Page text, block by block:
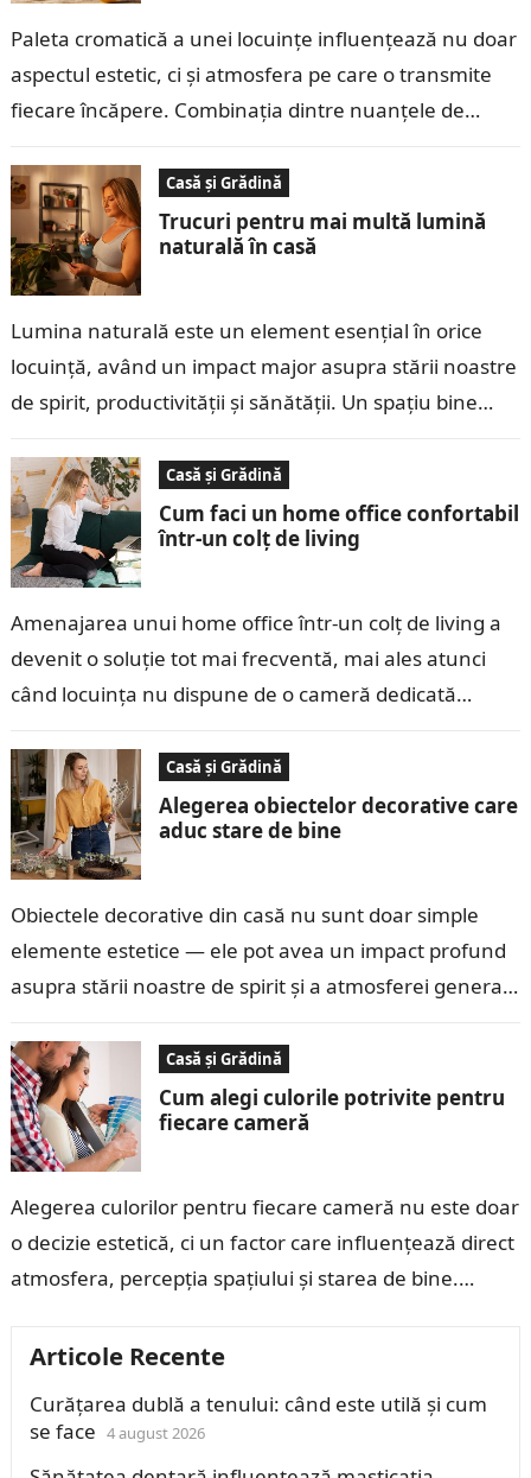
Paleta cromatică a unei locuințe influențează nu doar
aspectul estetic, ci și atmosfera pe care o transmite
fiecare încăpere. Combinația dintre nuanțele de
Casă și Grădină
Trucuri pentru mai multă lumină
naturală în casă
Lumina naturală este un element esențial în orice
locuință, având un impact major asupra stării noastre
de spirit, productivității și sănătății. Un spațiu bine
Casă și Grădină
Cum faci un home office confortabil
într-un colț de living
Amenajarea unui home office într-un colț de living a
devenit o soluție tot mai frecventă, mai ales atunci
când locuința nu dispune de o cameră dedicată
Casă și Grădină
Alegerea obiectelor decorative care
aduc stare de bine
Obiectele decorative din casă nu sunt doar simple
elemente estetice — ele pot avea un impact profund
asupra stării noastre de spirit și a atmosferei generale
Casă și Grădină
Cum alegi culorile potrivite pentru
fiecare cameră
Alegerea culorilor pentru fiecare cameră nu este doar
o decizie estetică, ci un factor care influențează direct
atmosfera, percepția spațiului și starea de bine.
Articole Recente
Curățarea dublă a tenului: când este utilă și cum
se face 4 august 2026